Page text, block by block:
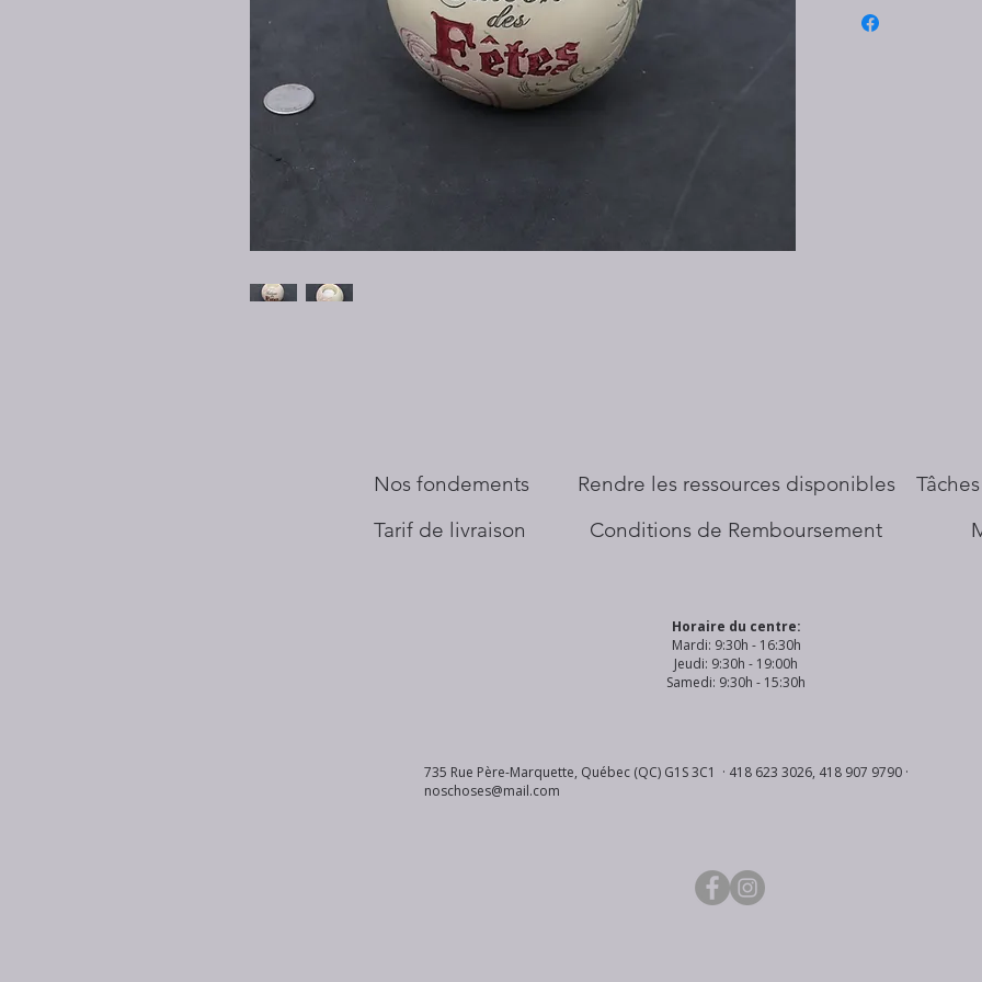
Nos fondements
Tarif de livraison
​Rendre les ressources disponibles
Conditions de Remboursement
Horaire du centre:
Mardi: 9:30h - 16:30h
Jeudi: 9:30h - 19:00h
Samedi: 9:30h - 15:30h
735 Rue Père-Marquette, Québec (QC) G1S 3C1 · 418 623 3026, 418 907 9790 ·
noschoses@mail.com